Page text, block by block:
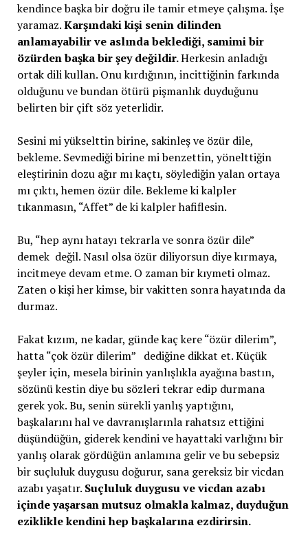
kendince başka bir doğru ile tamir etmeye çalışma. İşe
yaramaz.Karşındaki kişi senin dilinden
anlamayabilir ve aslında beklediği, samimi bir
özürden başka bir şey değildir.Herkesin anladığı
ortak dili kullan. Onu kırdığının, incittiğinin farkında
olduğunu ve bundan ötürü pişmanlık duyduğunu
belirten bir çift söz yeterlidir.
Sesini mi yükselttin birine, sakinleş ve özür dile,
bekleme. Sevmediği birine mi benzettin, yönelttiğin
eleştirinin dozu ağır mı kaçtı, söylediğin yalan ortaya
mı çıktı, hemen özür dile. Bekleme ki kalpler
tıkanmasın, “Affet” de ki kalpler hafiflesin.
Bu, “hep aynı hatayı tekrarla ve sonra özür dile”
demek değil. Nasıl olsa özür diliyorsun diye kırmaya,
incitmeye devam etme. O zaman bir kıymeti olmaz.
Zaten o kişi her kimse, bir vakitten sonra hayatında da
durmaz.
Fakat kızım, ne kadar, günde kaç kere “özür dilerim”,
hatta “çok özür dilerim” dediğine dikkat et. Küçük
şeyler için, mesela birinin yanlışlıkla ayağına bastın,
sözünü kestin diye bu sözleri tekrar edip durmana
gerek yok. Bu, senin sürekli yanlış yaptığını,
başkalarını hal ve davranışlarınla rahatsız ettiğini
düşündüğün, giderek kendini ve hayattaki varlığını bir
yanlış olarak gördüğün anlamına gelir ve bu sebepsiz
bir suçluluk duygusu doğurur, sana gereksiz bir vicdan
azabı yaşatır. Suçluluk duygusu ve vicdan azabı
içinde yaşarsan mutsuz olmakla kalmaz, duyduğun
eziklikle kendini hep başkalarına ezdirirsin.